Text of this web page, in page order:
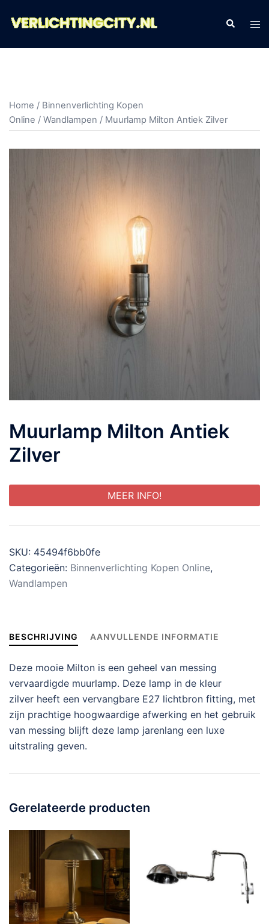
naar
Zoeken
Home / Binnenverlichting Kopen
Online / Wandlampen / Muurlamp Milton Antiek Zilver
Muurlamp Milton Antiek
Zilver
MEER INFO!
SKU: 45494f6bb0fe
Categorieën: Binnenverlichting Kopen Online,
Wandlampen
BESCHRIJVING AANVULLENDE INFORMATIE
Deze mooie Milton is een geheel van messing
vervaardigde muurlamp. Deze lamp in de kleur
zilver heeft een vervangbare E27 lichtbron fitting, met
zijn prachtige hoogwaardige afwerking en het gebruik
van messing blijft deze lamp jarenlang een luxe
uitstraling geven.
Gerelateerde producten